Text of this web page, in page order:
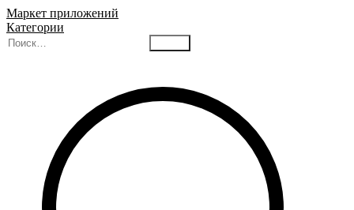
Маркет приложений
Категории